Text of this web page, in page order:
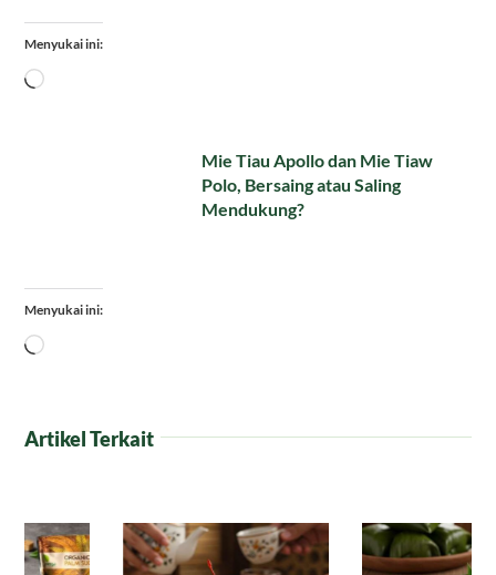
Menyukai ini:
Memuat...
Mie Tiau Apollo dan Mie Tiaw
Polo, Bersaing atau Saling
Mendukung?
Menyukai ini:
Memuat...
Artikel Terkait